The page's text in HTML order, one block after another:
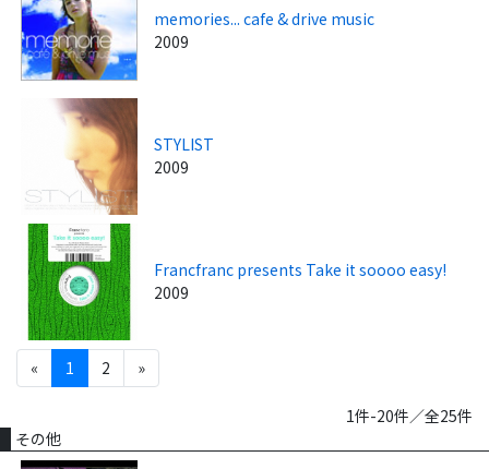
memories... cafe & drive music
2009
STYLIST
2009
Francfranc presents Take it soooo easy!
2009
« 1 2 »
1件-20件／全25件
その他